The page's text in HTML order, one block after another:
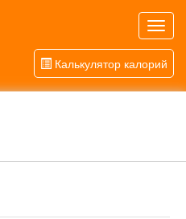
Калькулятор калорий